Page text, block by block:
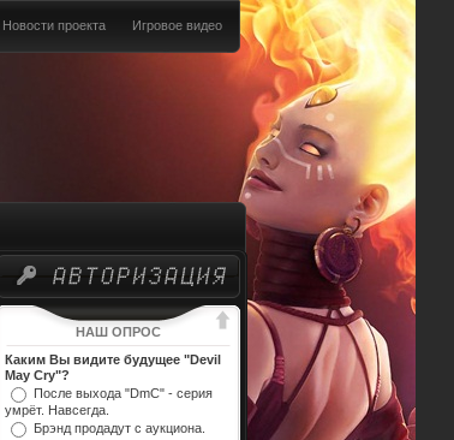
Новости проекта Игровое видео
НАШ ОПРОС
Каким Вы видите будущее "Devil
May Cry"?
После выхода "DmC" - серия
умрёт. Навсегда.
Брэнд продадут с аукциона.